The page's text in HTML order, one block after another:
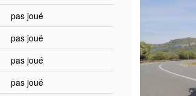
pas joué
pas joué
pas joué
pas joué